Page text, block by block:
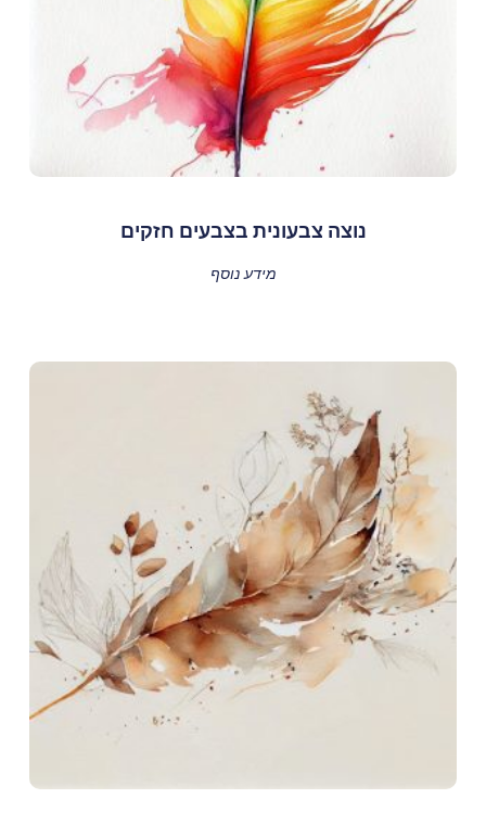
נוצה צבעונית בצבעים חזקים
מידע נוסף